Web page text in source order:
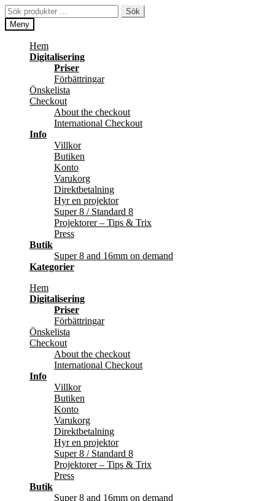
Hoppa
till
navigering
Hoppa
till
innehåll
Sök
efter:
Sök
Meny
Hem
Digitalisering
Priser
Förbättringar
Önskelista
Checkout
About the checkout
International Checkout
Info
Villkor
Butiken
Konto
Varukorg
Direktbetalning
Hyr en projektor
Super 8 / Standard 8
Projektorer – Tips & Trix
Press
Butik
Super 8 and 16mm on demand
Kategorier
Hem
Digitalisering
Priser
Förbättringar
Önskelista
Checkout
About the checkout
International Checkout
Info
Villkor
Butiken
Konto
Varukorg
Direktbetalning
Hyr en projektor
Super 8 / Standard 8
Projektorer – Tips & Trix
Press
Butik
Super 8 and 16mm on demand